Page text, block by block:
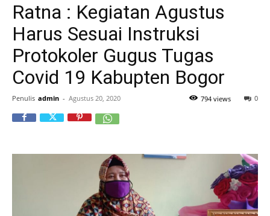
Ratna : Kegiatan Agustus
Harus Sesuai Instruksi
Protokoler Gugus Tugas
Covid 19 Kabupten Bogor
Penulis admin - Agustus 20, 2020 0
794 views